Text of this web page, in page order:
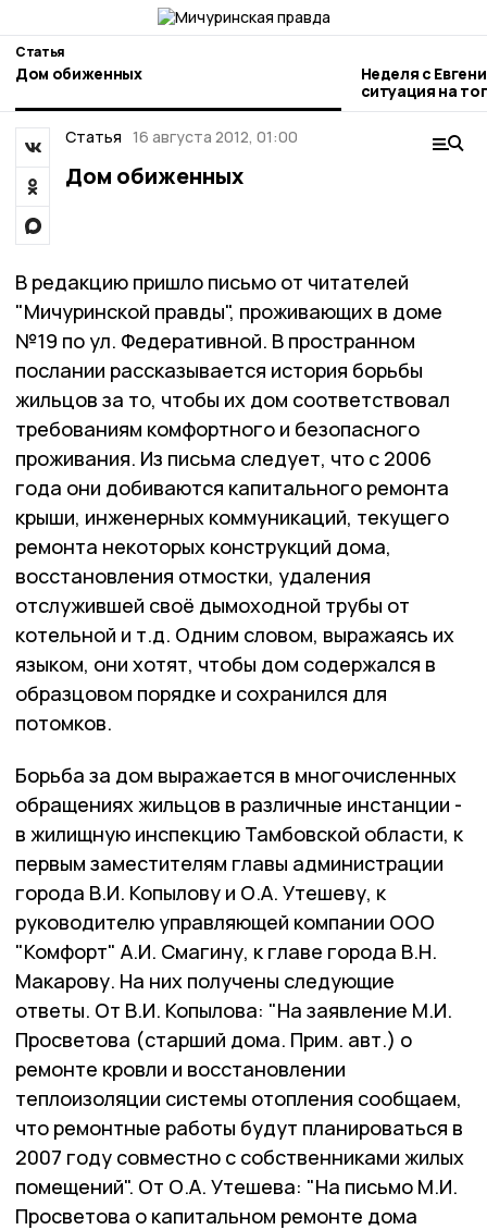
Статья
Дом обиженных
Неделя с
ситуация на
городе и
Статья 16 августа 2012, 01:00
Дом обиженных
В редакцию пришло письмо от читателей
"Мичуринской правды", проживающих в доме
№19 по ул. Федеративной. В пространном
послании рассказывается история борьбы
жильцов за то, чтобы их дом соответствовал
требованиям комфортного и безопасного
проживания. Из письма следует, что с 2006
года они добиваются капитального ремонта
крыши, инженерных коммуникаций, текущего
ремонта некоторых конструкций дома,
восстановления отмостки, удаления
отслужившей своё дымоходной трубы от
котельной и т.д. Одним словом, выражаясь их
языком, они хотят, чтобы дом содержался в
образцовом порядке и сохранился для
потомков.
Борьба за дом выражается в многочисленных
обращениях жильцов в различные инстанции -
в жилищную инспекцию Тамбовской области, к
первым заместителям главы администрации
города В.И. Копылову и О.А. Утешеву, к
руководителю управляющей компании ООО
"Комфорт" А.И. Смагину, к главе города В.Н.
Макарову. На них получены следующие
ответы. От В.И. Копылова: "На заявление М.И.
Просветова (старший дома. Прим. авт.) о
ремонте кровли и восстановлении
теплоизоляции системы отопления сообщаем,
что ремонтные работы будут планироваться в
2007 году совместно с собственниками жилых
помещений". От О.А. Утешева: "На письмо М.И.
Просветова о капитальном ремонте дома